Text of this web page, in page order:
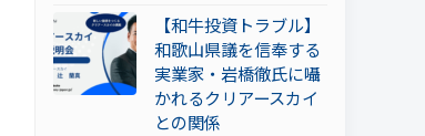
【和牛投資トラブル】
和歌山県議を信奉する
実業家・岩橋徹氏に囁
かれるクリアースカイ
との関係